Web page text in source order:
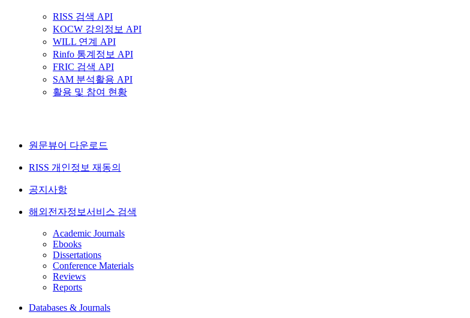
RISS 검색 API
KOCW 강의정보 API
WILL 연계 API
Rinfo 통계정보 API
FRIC 검색 API
SAM 분석활용 API
활용 및 참여 현황
원문뷰어 다운로드
RISS 개인정보 재동의
공지사항
해외전자정보서비스 검색
Academic Journals
Ebooks
Dissertations
Conference Materials
Reviews
Reports
Databases & Journals